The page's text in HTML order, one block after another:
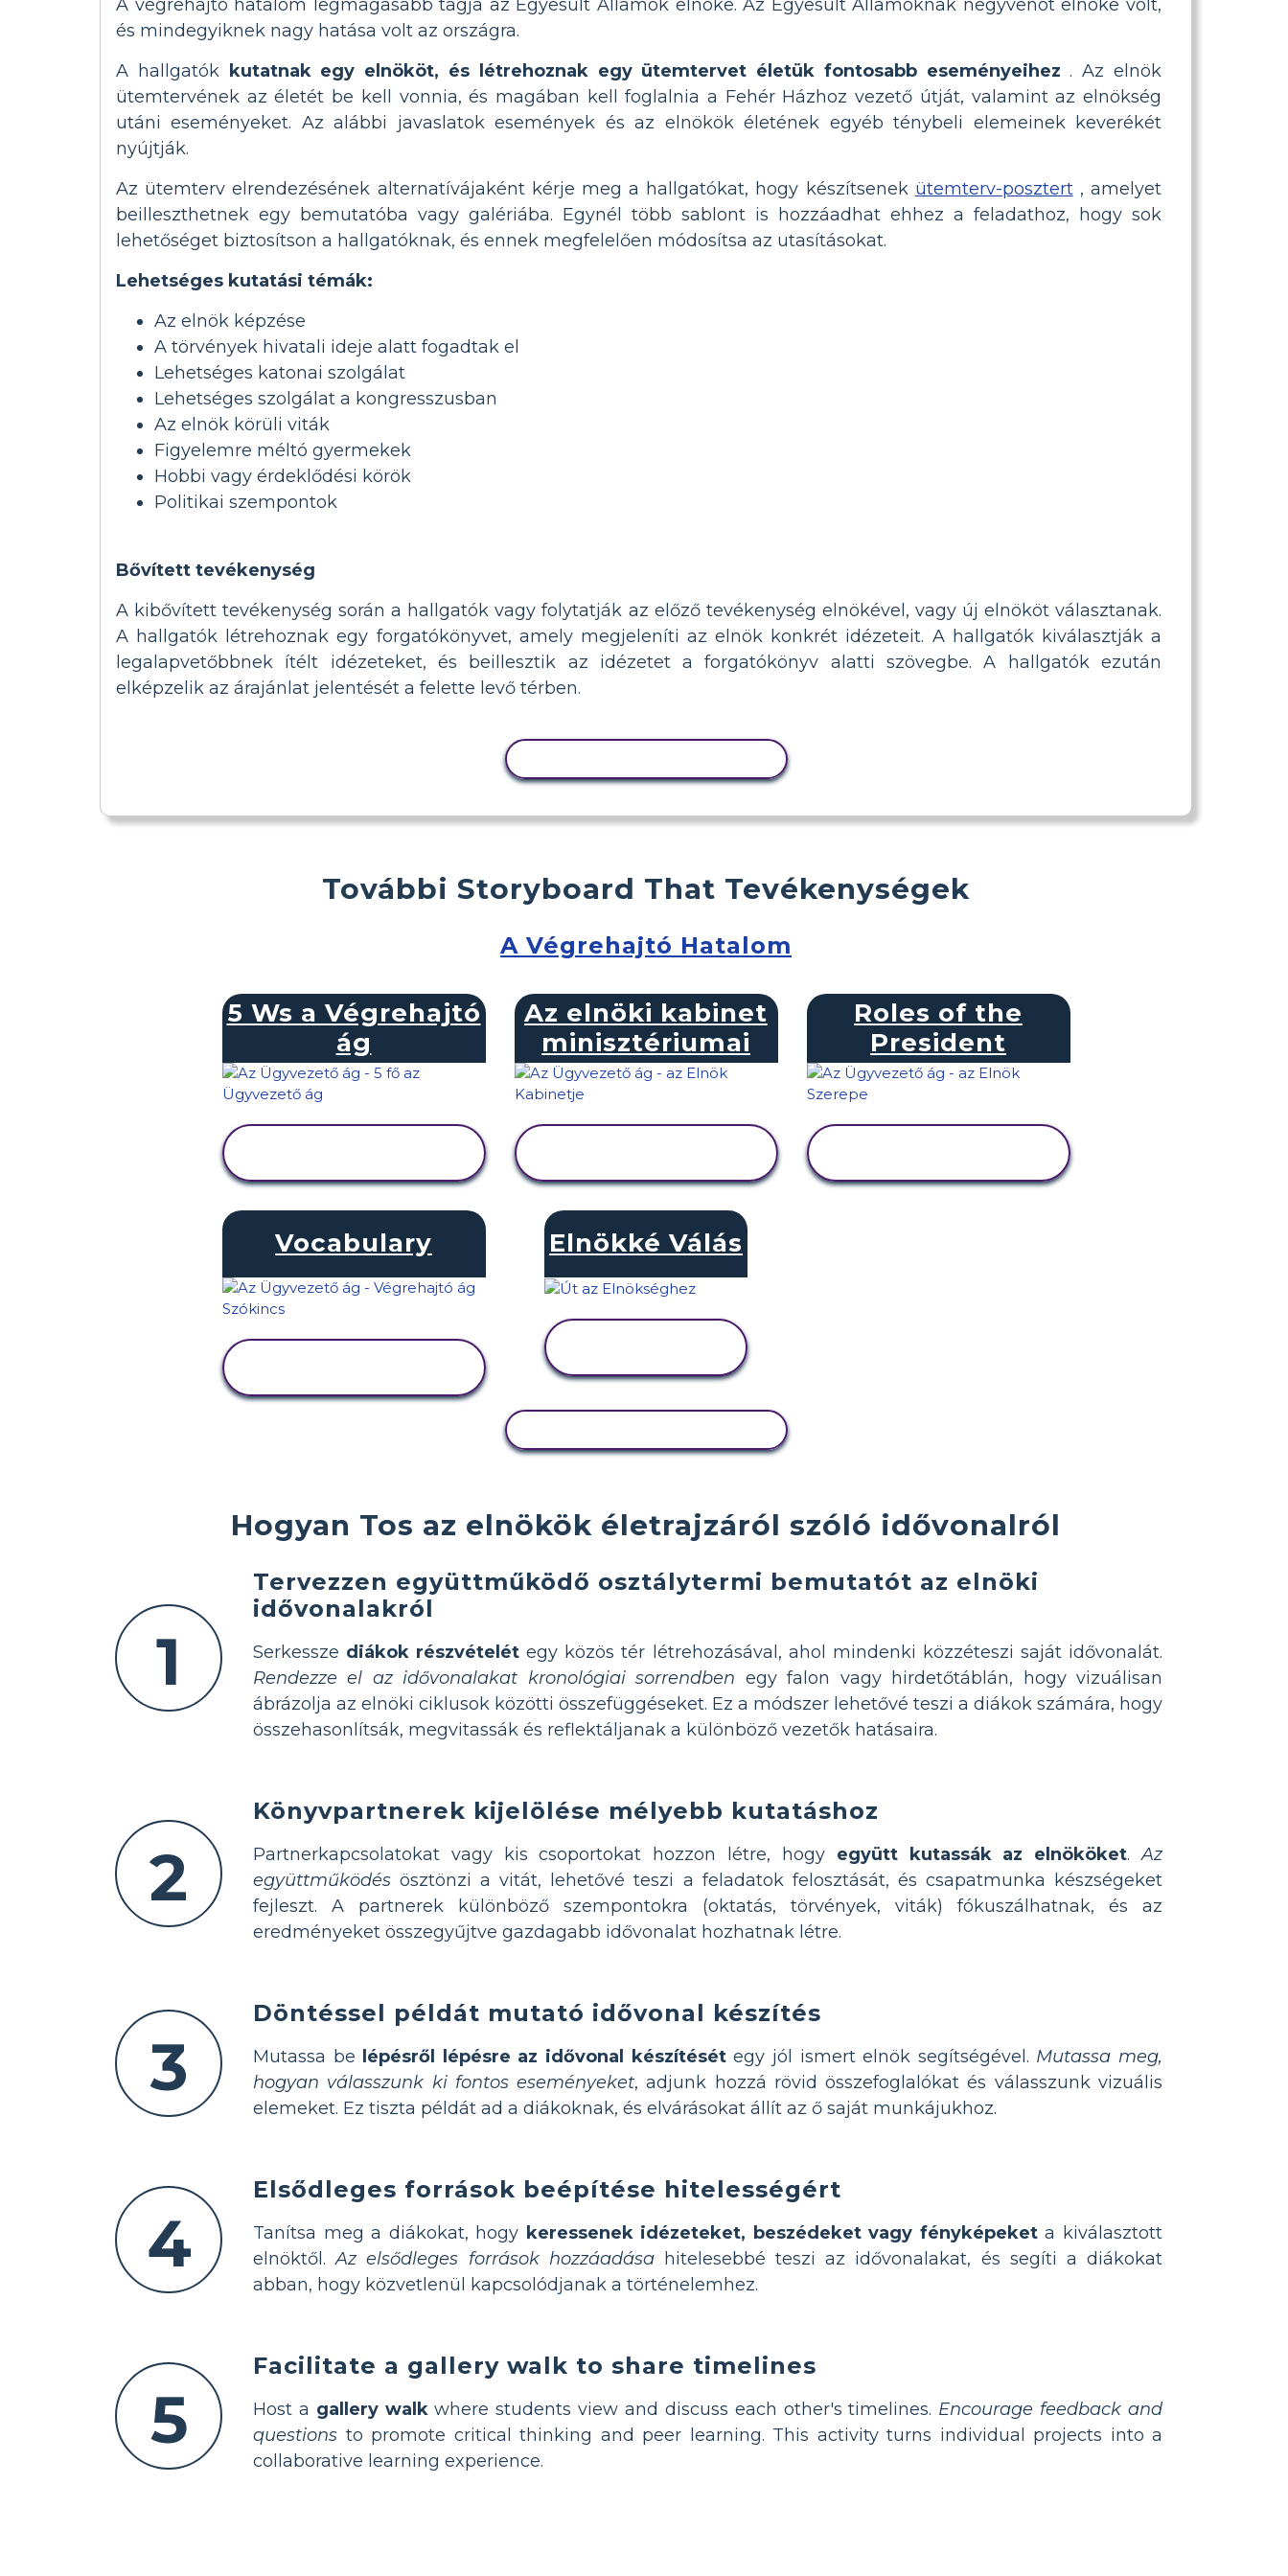
A végrehajtó hatalom legmagasabb tagja az Egyesült Államok elnöke. Az Egyesült Államoknak negyvenöt elnöke volt,
és mindegyiknek nagy hatása volt az országra.
A hallgatók kutatnak egy elnököt, és létrehoznak egy ütemtervet életük fontosabb eseményeihez . Az elnök
ütemtervének az életét be kell vonnia, és magában kell foglalnia a Fehér Házhoz vezető útját, valamint az elnökség
utáni eseményeket. Az alábbi javaslatok események és az elnökök életének egyéb ténybeli elemeinek keverékét
nyújtják.
Az ütemterv elrendezésének alternatívájaként kérje meg a hallgatókat, hogy készítsenek ütemterv-posztert, amelyet
beilleszthetnek egy bemutatóba vagy galériába. Egynél több sablont is hozzáadhat ehhez a feladathoz, hogy sok
lehetőséget biztosítson a hallgatóknak, és ennek megfelelően módosítsa az utasításokat.
Lehetséges kutatási témák:
Az elnök képzése
A törvények hivatali ideje alatt fogadtak el
Lehetséges katonai szolgálat
Lehetséges szolgálat a kongresszusban
Az elnök körüli viták
Figyelemre méltó gyermekek
Hobbi vagy érdeklődési körök
Politikai szempontok
Bővített tevékenység
A kibővített tevékenység során a hallgatók vagy folytatják az előző tevékenység elnökével, vagy új elnököt választanak.
A hallgatók létrehoznak egy forgatókönyvet, amely megjeleníti az elnök konkrét idézeteit. A hallgatók kiválasztják a
legalapvetőbbnek ítélt idézeteket, és beillesztik az idézetet a forgatókönyv alatti szövegbe. A hallgatók ezután
elképzelik az árajánlat jelentését a felette levő térben.
Hogyan Tos az elnökök életrajzáról szóló idővonalról
1
Tervezzen együttműködő osztálytermi bemutatót az elnöki
idővonalakról
Serkessze diákok részvételét egy közös tér létrehozásával, ahol mindenki közzéteszi saját idővonalát.
Rendezze el az idővonalakat kronológiai sorrendben egy falon vagy hirdetőtáblán, hogy vizuálisan
ábrázolja az elnöki ciklusok közötti összefüggéseket. Ez a módszer lehetővé teszi a diákok számára, hogy
összehasonlítsák, megvitassák és reflektáljanak a különböző vezetők hatásaira.
2
Könyvpartnerek kijelölése mélyebb kutatáshoz
Partnerkapcsolatokat vagy kis csoportokat hozzon létre, hogy együtt kutassák az elnököket.Az
együttműködés ösztönzi a vitát, lehetővé teszi a feladatok felosztását, és csapatmunka készségeket
fejleszt. A partnerek különböző szempontokra (oktatás, törvények, viták) fókuszálhatnak, és az
eredményeket összegyűjtve gazdagabb idővonalat hozhatnak létre.
3
Döntéssel példát mutató idővonal készítés
Mutassa be lépésről lépésre az idővonal készítésétegy jól ismert elnök segítségével. Mutassa meg,
hogyan válasszunk ki fontos eseményeket, adjunk hozzá rövid összefoglalókat és válasszunk vizuális
elemeket. Ez tiszta példát ad a diákoknak, és elvárásokat állít az ő saját munkájukhoz.
4
Elsődleges források beépítése hitelességért
Tanítsa meg a diákokat, hogy keressenek idézeteket, beszédeket vagy fényképeketa kiválasztott
elnöktől.Az elsődleges források hozzáadásahitelesebbé teszi az idővonalakat, és segíti a diákokat
abban, hogy közvetlenül kapcsolódjanak a történelemhez.
5
Facilitate a gallery walk to share timelines
Host a gallery walkwhere students view and discuss each other's timelines. Encourage feedback and
questions to promote critical thinking and peer learning. This activity turns individual projects into a
collaborative learning experience.
További Storyboard That Tevékenységek
A Végrehajtó Hatalom
5 Ws a Végrehajtó
ág
Az elnöki kabinet
minisztériumai
Roles of the
President
Vocabulary Elnökké Válás